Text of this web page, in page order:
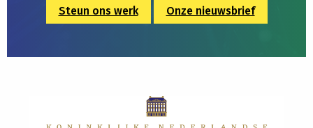
Steun ons werk Onze nieuwsbrief